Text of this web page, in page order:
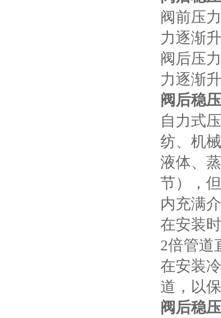
阀前压
力逐渐
阀后压
力逐渐
阀后稳
自力式
纺、机
液体、
节），
内充满
在安装
2倍管道
在安装
道，以
阀后稳